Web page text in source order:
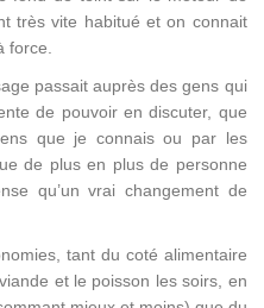
très vite habitué et on connait
force.
passait auprès des gens qui
de pouvoir en discuter, que
que je connais ou par les
de plus en plus de personne
qu’un vrai changement de
tant du coté alimentaire
et le poisson les soirs, en